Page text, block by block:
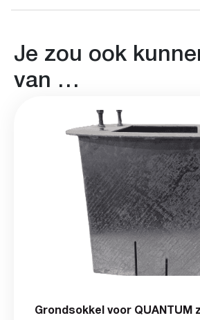
Je zou ook
van …
Grondsokkel voor QUANTUM